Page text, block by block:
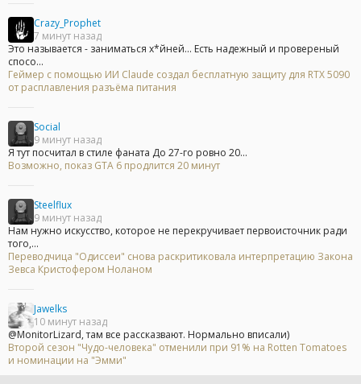
Crazy_Prophet
7 минут назад
Это называется - заниматься х*йней... Есть надежный и провереный
спосо...
Геймер с помощью ИИ Claude создал бесплатную защиту для RTX 5090
от расплавления разъёма питания
Social
9 минут назад
Я тут посчитал в стиле фаната До 27-го ровно 20...
Возможно, показ GTA 6 продлится 20 минут
Steelflux
9 минут назад
Нам нужно искусство, которое не перекручивает первоисточник ради
того,...
Переводчица "Одиссеи" снова раскритиковала интерпретацию Закона
Зевса Кристофером Ноланом
Jawelks
10 минут назад
@MonitorLizard, там все рассказвают. Нормально вписали)
Второй сезон "Чудо-человека" отменили при 91% на Rotten Tomatoes
и номинации на "Эмми"